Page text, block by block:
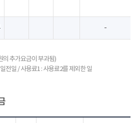
-
의 추가요금이 부과됨)
전일 / 사용료1 : 사용료2를 제외한 일